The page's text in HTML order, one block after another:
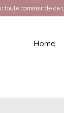
toute commande de
Home